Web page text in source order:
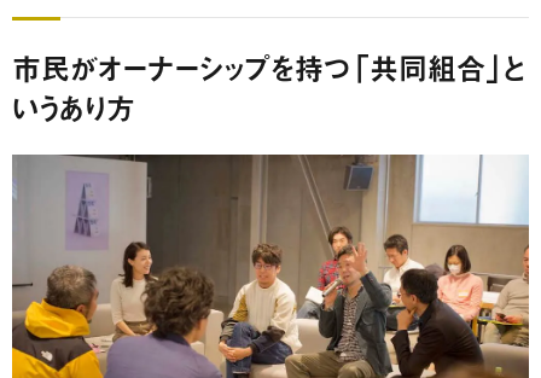
市民がオーナーシップを持つ「共同組合」と
いうあり方